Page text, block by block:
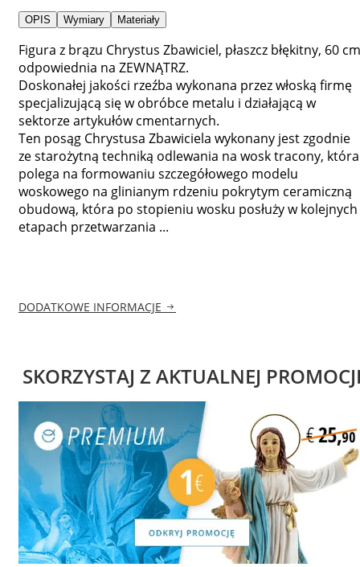
OPIS Wymiary Materiały
Figura z brązu Chrystus Zbawiciel, płaszcz błękitny, 60
odpowiednia na ZEWNĄTRZ.
Doskonałej jakości rzeźba wykonana przez włoską firmę
specjalizującą się w obróbce metalu i działającą w
sektorze artykułów cmentarnych.
Ten posąg Chrystusa Zbawiciela wykonany jest zgodnie
ze starożytną techniką odlewania na wosk tracony, która
polega na formowaniu szczegółowego modelu
woskowego na glinianym rdzeniu pokrytym ceramiczną
obudową, która po stopieniu wosku posłuży w kolejnych
etapach przetwarzania ...
DODATKOWE INFORMACJE
SKORZYSTAJ Z AKTUALNEJ